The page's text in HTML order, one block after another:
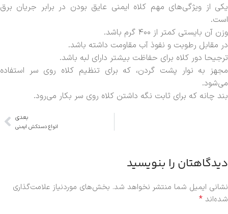
یکی از ویژگی‌های مهم کلاه ایمنی عایق بودن در برابر جریان برق
است.
وزن آن بایستی کمتر از ۴۰۰ گرم باشد.
در مقابل رطوبت و نفوذ آب مقاومت داشته باشد.
ترجیحا دور کلاه برای حفاظت بیشتر دارای لبه باشد.
مجهز به نوار پشت گردن، که برای تنظیم کلاه روی سر استفاده
می‌شود.
بند چانه که برای ثابت نگه داشتن کلاه روی سر بکار می‌رود.
بعدی
انواع دستکش ایمنی
دیدگاهتان را بنویسید
نشانی ایمیل شما منتشر نخواهد شد. بخش‌های موردنیاز علامت‌گذاری
شده‌اند *